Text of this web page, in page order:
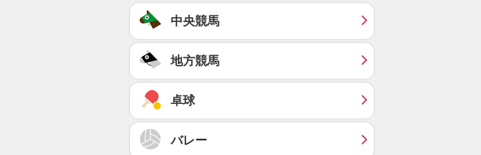
中央競馬
地方競馬
卓球
バレー